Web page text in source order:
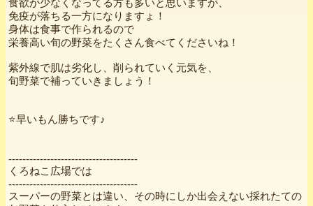
食欲が少なくなってる方も多いと思いますが、
免疫が落ちる一方になりますょ！
身体は食事で作られるので
栄養高い旬の野菜をたくさん食べてくださいね！
紫外線で肌は劣化し、削られていく元気を、
旬野菜で補っていきましょう！
⭐早いもん勝ちです♪
-------------------------------------
くろねこ広場では
-------------------------------------
スーパーの野菜とは違い、その時にしか出会えない採れたての